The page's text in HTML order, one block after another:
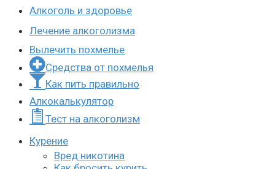
Алкоголь и здоровье
Лечение алкоголизма
Вылечить похмелье
Средства от похмелья
Как пить правильно
Алкокалькулятор
Тест на алкоголизм
Курение
Вред никотина